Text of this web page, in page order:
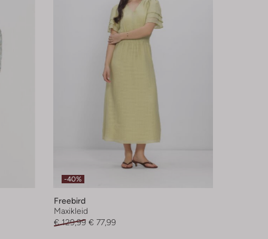
-40%
Freebird
Maxikleid
€ 129,99 € 77,99